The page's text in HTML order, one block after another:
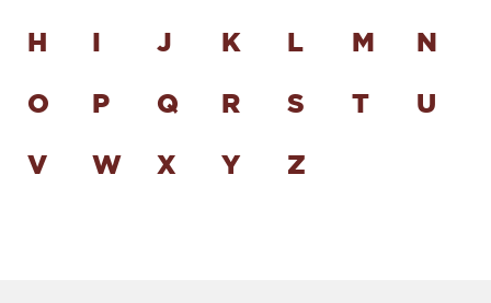
H J K L M N
O P Q R S T U
V W X Y Z